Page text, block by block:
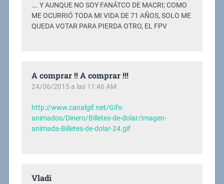
…. Y AUNQUE NO SOY FANÁTCO DE MACRI; COMO
ME OCURRIÓ TODA MI VIDA DE 71 AÑOS, SOLO ME
QUEDA VOTAR PARA PIERDA OTRO, EL FPV
A comprar !! A comprar !!!
24/06/2015 a las 11:46 AM
http://www.canalgif.net/Gifs-
animados/Dinero/Billetes-de-dolar/Imagen-
animada-Billetes-de-dolar-24.gif
Vladi